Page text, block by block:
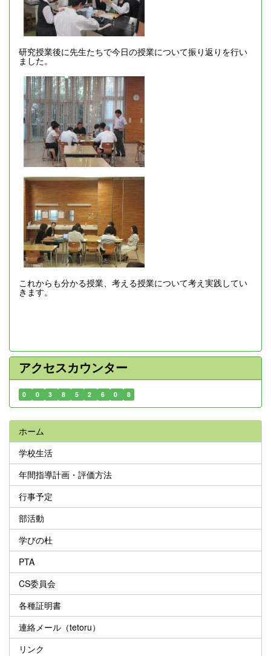
研究授業後に先生たちで今日の授業について振り返りを行い
ました。
これからも分かる授業、考える授業について考え実践してい
きます。
アクセスカウンター
0 0 3 8 5 2 6 0 8
ホーム
学校生活
年間指導計画・評価方法
行事予定
部活動
学びの杜
PTA
CS委員会
各種証明書
連絡メール（tetoru）
リンク